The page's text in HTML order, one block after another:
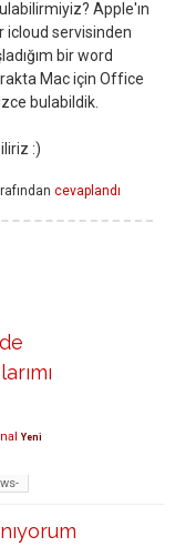
Apple'ın
icloud servisinden
bir word
Mac için Office
bulabildik.
:)
cevaplandı
Yeni